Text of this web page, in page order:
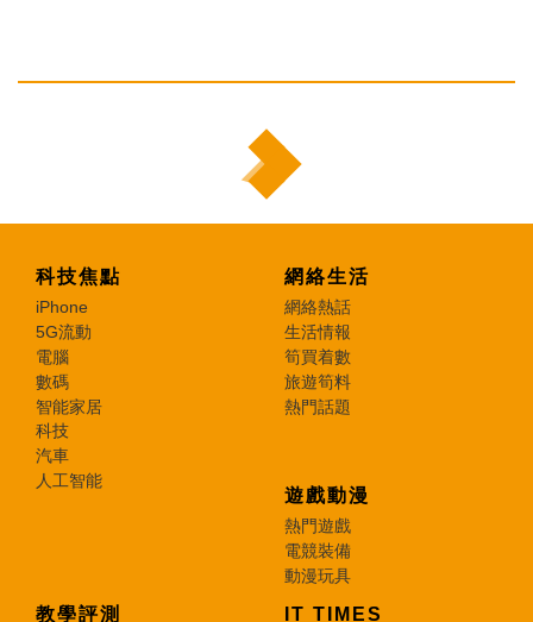
科技焦點
iPhone
5G流動
電腦
數碼
智能家居
科技
汽車
人工智能
網絡生活
網絡熱話
生活情報
筍買着數
旅遊筍料
熱門話題
遊戲動漫
熱門遊戲
電競裝備
動漫玩具
教學評測 IT TIMES